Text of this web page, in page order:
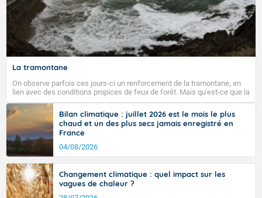
La tramontane
On observe parfois ces jours-ci un renforcement de la tramontane, en
lien avec des conditions propices de feux de forêt. Mais qu'est-ce que la
tramontane ? Quelles sont ses caractéristiques ? La tramontane est un
vent turbulent soufflant de secteur nord-ouest à nord, ou ouest à nord-
ouest, dans un secteur qui part du Roussillon à la vallée de l’Aude et à
l’ouest de l’Hérault. L’étymologie de ce vent vient du latin trasmontanus,
signifiant au-delà des monts, en allusion aux régions montagneuses
d’où provient ce vent.
Bilan climatique : juillet 2026 est le mois le plus
chaud et un des plus secs jamais enregistré en
France
04/08/2026
Changement climatique : quel impact sur les
vagues de chaleur ?